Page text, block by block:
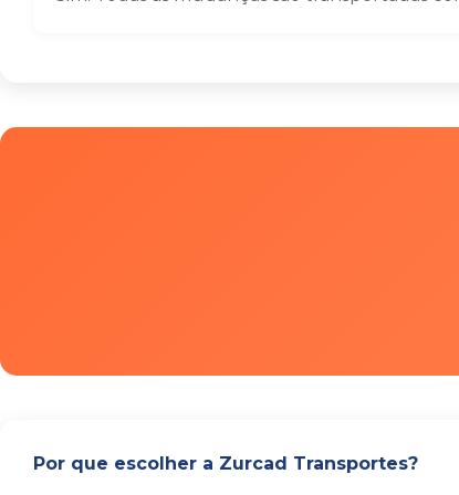
Por que escolher a Zurcad Transportes?